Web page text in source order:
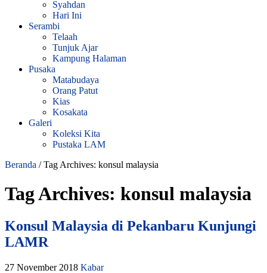
Syahdan
Hari Ini
Serambi
Telaah
Tunjuk Ajar
Kampung Halaman
Pusaka
Matabudaya
Orang Patut
Kias
Kosakata
Galeri
Koleksi Kita
Pustaka LAM
Beranda / Tag Archives: konsul malaysia
Tag Archives: konsul malaysia
Konsul Malaysia di Pekanbaru Kunjungi
LAMR
27 November 2018 Kabar